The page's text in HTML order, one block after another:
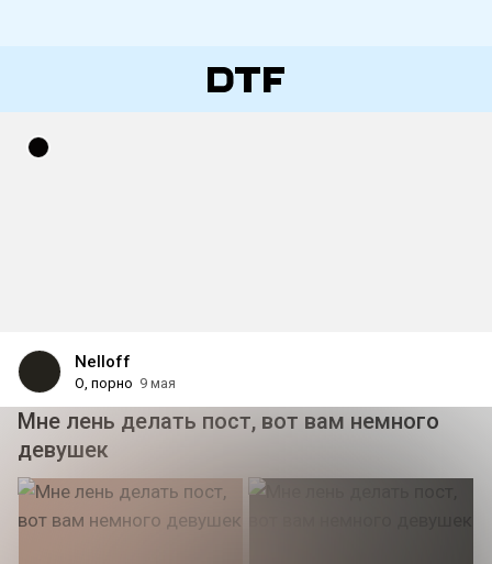
Nelloff
О, порно 9 мая
Мне лень делать пост, вот вам немного
девушек